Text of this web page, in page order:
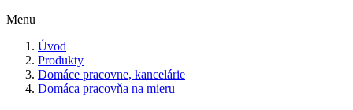
Menu
Úvod
Produkty
Domáce pracovne, kancelárie
Domáca pracovňa na mieru